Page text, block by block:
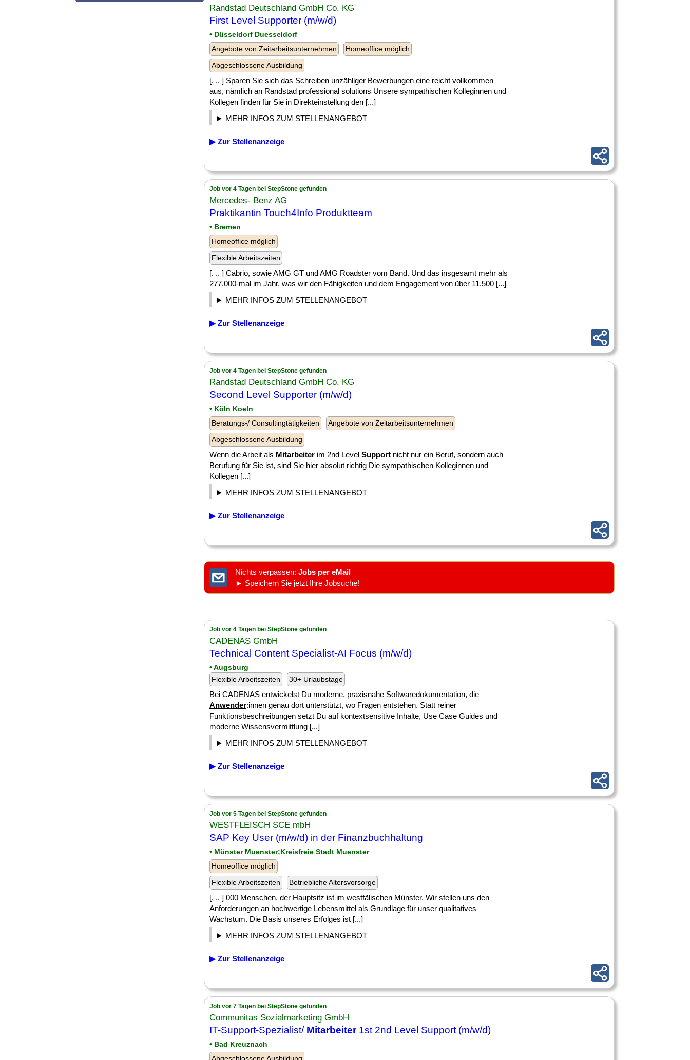
Randstad Deutschland GmbH Co. KG
First Level Supporter (m/w/d)
• Düsseldorf Duesseldorf
Angebote von Zeitarbeitsunternehmen
Homeoffice möglich
Abgeschlossene Ausbildung
[. .. ] Sparen Sie sich das Schreiben unzähliger Bewerbungen eine reicht vollkommen
aus, nämlich an Randstad professional solutions Unsere sympathischen Kolleginnen und
Kollegen finden für Sie in Direkteinstellung den [...]
MEHR INFOS ZUM STELLENANGEBOT
▶ Zur Stellenanzeige
Job vor 4 Tagen bei StepStone gefunden
Mercedes- Benz AG
Praktikantin Touch4Info Produktteam
• Bremen
Homeoffice möglich
Flexible Arbeitszeiten
[. .. ] Cabrio, sowie AMG GT und AMG Roadster vom Band. Und das insgesamt mehr als
277.000-mal im Jahr, was wir den Fähigkeiten und dem Engagement von über 11.500 [...]
MEHR INFOS ZUM STELLENANGEBOT
▶ Zur Stellenanzeige
Job vor 4 Tagen bei StepStone gefunden
Randstad Deutschland GmbH Co. KG
Second Level Supporter (m/w/d)
• Köln Koeln
Beratungs-/ Consultingtätigkeiten
Angebote von Zeitarbeitsunternehmen
Abgeschlossene Ausbildung
Wenn die Arbeit als Mitarbeiter im 2nd Level Support nicht nur ein Beruf, sondern auch
Berufung für Sie ist, sind Sie hier absolut richtig Die sympathischen Kolleginnen und
Kollegen [...]
MEHR INFOS ZUM STELLENANGEBOT
▶ Zur Stellenanzeige
Nichts verpassen: Jobs per eMail
► Speichern Sie jetzt Ihre Jobsuche!
Job vor 4 Tagen bei StepStone gefunden
CADENAS GmbH
Technical Content Specialist-AI Focus (m/w/d)
• Augsburg
Flexible Arbeitszeiten
30+ Urlaubstage
Bei CADENAS entwickelst Du moderne, praxisnahe Softwaredokumentation, die
Anwender:innen genau dort unterstützt, wo Fragen entstehen. Statt reiner
Funktionsbeschreibungen setzt Du auf kontextsensitive Inhalte, Use Case Guides und
moderne Wissensvermittlung [...]
MEHR INFOS ZUM STELLENANGEBOT
▶ Zur Stellenanzeige
Job vor 5 Tagen bei StepStone gefunden
WESTFLEISCH SCE mbH
SAP Key User (m/w/d) in der Finanzbuchhaltung
• Münster Muenster;Kreisfreie Stadt Muenster
Homeoffice möglich
Flexible Arbeitszeiten
Betriebliche Altersvorsorge
[. .. ] 000 Menschen, der Hauptsitz ist im westfälischen Münster. Wir stellen uns den
Anforderungen an hochwertige Lebensmittel als Grundlage für unser qualitatives
Wachstum. Die Basis unseres Erfolges ist [...]
MEHR INFOS ZUM STELLENANGEBOT
▶ Zur Stellenanzeige
Job vor 7 Tagen bei StepStone gefunden
Communitas Sozialmarketing GmbH
IT-Support-Spezialist/ Mitarbeiter1st 2nd Level Support (m/w/d)
• Bad Kreuznach